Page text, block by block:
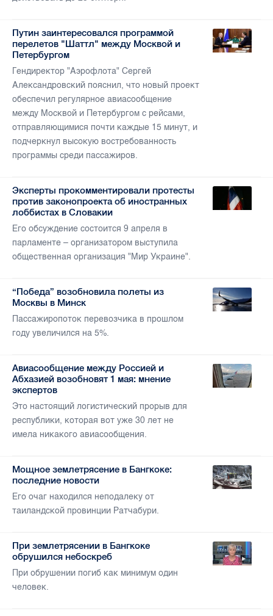
Путин заинтересовался программой
перелетов "Шаттл" между Москвой и
Петербургом
Гендиректор "Аэрофлота" Сергей
Александровский пояснил, что новый проект
обеспечил регулярное авиасообщение
между Москвой и Петербургом с рейсами,
отправляющимися почти каждые 15 минут, и
подчеркнул высокую востребованность
программы среди пассажиров.
Эксперты прокомментировали протесты
против законопроекта об иностранных
лоббистах в Словакии
Его обсуждение состоится 9 апреля в
парламенте – организатором выступила
общественная организация "Мир Украине".
“Победа” возобновила полеты из
Москвы в Минск
Пассажиропоток перевозчика в прошлом
году увеличился на 5%.
Авиасообщение между Россией и
Абхазией возобновят 1 мая: мнение
экспертов
Это настоящий логистический прорыв для
республики, которая вот уже 30 лет не
имела никакого авиасообщения.
Мощное землетрясение в Бангкоке:
последние новости
Его очаг находился неподалеку от
таиландской провинции Ратчабури.
При землетрясении в Бангкоке
обрушился небоскреб
При обрушении погиб как минимум один
человек.